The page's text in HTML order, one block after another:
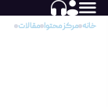
خانه مرکز محتوا مقالات